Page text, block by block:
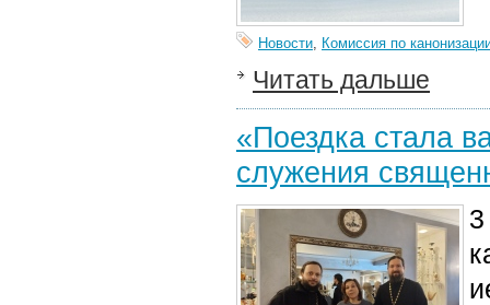
Новости, Комиссия по
Читать дальше
«Поездка стала
служения